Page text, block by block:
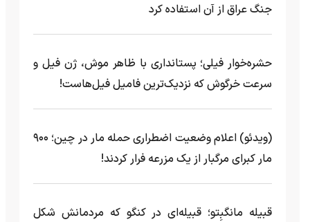
جنگ عراق از آن استفاده کرد
حشره‌خوار فیلی؛ پستانداری با ظاهر موش، ژن فیل و
سرعت خرگوش که نزدیک‌ترین فامیل فیل‌هاست!
(ویدئو) اعلام وضعیت اضطراری حمله مار‌ در چین؛ ۹۰۰
مار کبرای مرگبار از یک مزرعه‌ فرار کردند!
قبیله مانگبِتو؛ قبیله‌ای در کنگو که مردمانش شکل